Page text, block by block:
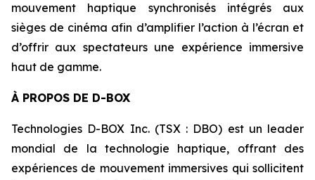
mouvement haptique synchronisés intégrés aux
sièges de cinéma afin d’amplifier l’action à l’écran et
d’offrir aux spectateurs une expérience immersive
haut de gamme.
À PROPOS DE D-BOX
Technologies D-BOX Inc. (TSX : DBO) est un leader
mondial de la technologie haptique, offrant des
expériences de mouvement immersives qui sollicitent